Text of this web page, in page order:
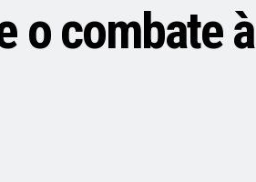
o combate à